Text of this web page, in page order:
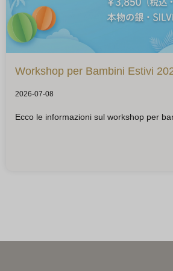
Workshop per Bambini Estivi
2026-07-08
Ecco le informazioni sul workshop per